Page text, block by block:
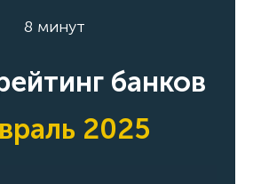
8 минут
банков
2025